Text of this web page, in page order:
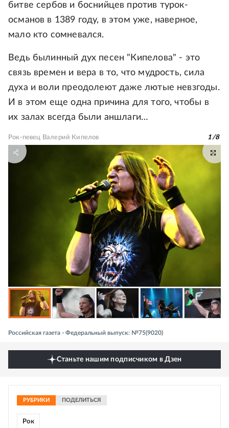
битве сербов и боснийцев против турок-
османов в 1389 году, в этом уже, наверное,
мало кто сомневался.
Ведь былинный дух песен "Кипелова" - это
связь времен и вера в то, что мудрость, сила
духа и воли преодолеют даже лютые невзгоды.
И в этом еще одна причина для того, чтобы в
их залах всегда были аншлаги…
Рок-певец Валерий Кипелов 1/8
Российская газета - Федеральный выпуск: №75(9020)
Станьте нашим подписчиком в Дзен
РУБРИКИ ПОДЕЛИТЬСЯ
Рок